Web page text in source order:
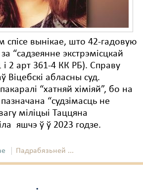
спісе вынікае, што 42-гадовую
“садзеянне экстрэмісцкай
і 2 арт 361-4 КК РБ). Справу
Віцебскі абласны суд.
“хатняй хіміяй”, бо на
“судзімасць не
міліцыі Таццяна
яшчэ ў ў 2023 годзе.
Падрабязьней ...